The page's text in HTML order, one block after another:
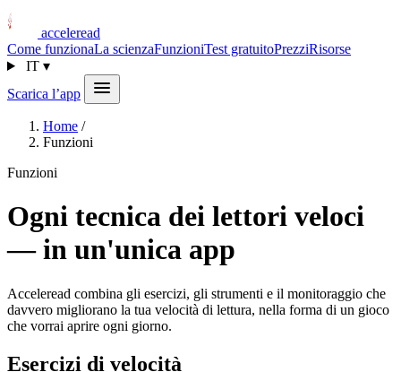
acceleread
Come funzionaLa scienzaFunzioniTest gratuitoPrezziRisorse
IT ▾
Scarica l’app
Home /
Funzioni
Funzioni
Ogni tecnica dei lettori veloci
— in un'unica app
Acceleread combina gli esercizi, gli strumenti e il monitoraggio che
davvero migliorano la tua velocità di lettura, nella forma di un gioco
che vorrai aprire ogni giorno.
Esercizi di velocità